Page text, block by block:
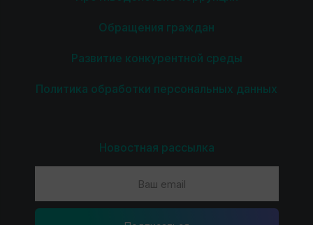
Обращения граждан
Развитие конкурентной среды
Политика обработки персональных данных
Новостная рассылка